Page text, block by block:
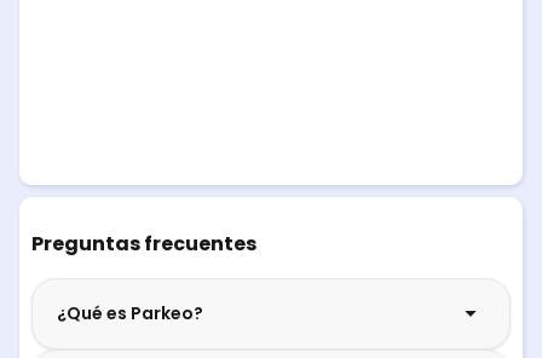
Preguntas frecuentes
¿Qué es Parkeo?